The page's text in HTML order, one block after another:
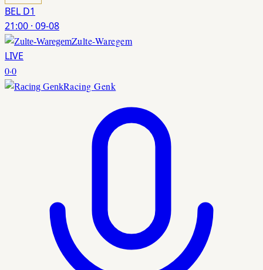
BEL D1
21:00 · 09-08
Zulte-Waregem
LIVE
0·0
Racing Genk